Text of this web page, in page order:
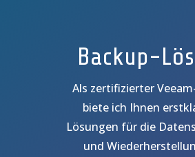
Backup-
Als zertifizierter
biete ich Ihnen
Lösungen für die
und